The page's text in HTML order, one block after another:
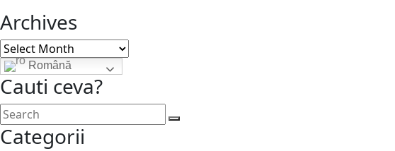
Archives
Archives
Română
Cauti ceva?
Categorii